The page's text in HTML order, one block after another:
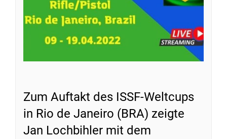
Zum Auftakt des ISSF-Weltcups
in Rio de Janeiro (BRA) zeigte
Jan Lochbihler mit dem